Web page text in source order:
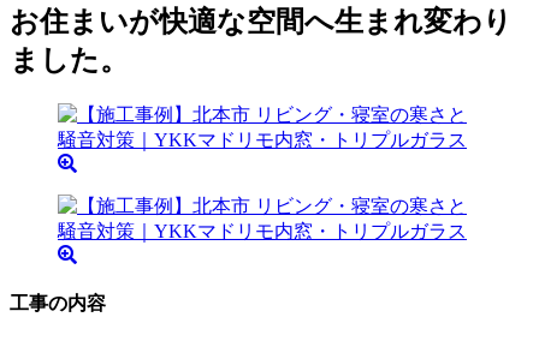
お住まいが快適な空間へ生まれ変わり
ました。
工事の内容